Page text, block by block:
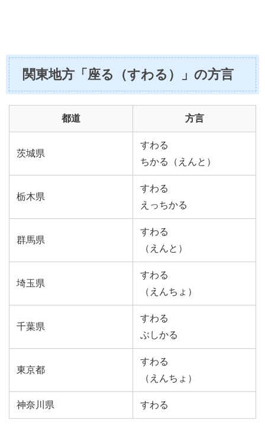
関東地方「座る（すわる）」の方言
都道 方言
茨城県
すわる
ちかる（えんと）
栃木県
すわる
えっちかる
群馬県
すわる
（えんと）
埼玉県
すわる
（えんちょ）
千葉県
すわる
ぶしかる
東京都
すわる
（えんちょ）
神奈川県 すわる